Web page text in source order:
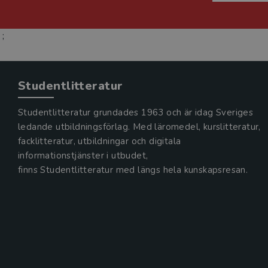
;
Studentlitteratur
Studentlitteratur grundades 1963 och är idag Sveriges
ledande utbildningsförlag. Med läromedel, kurslitteratur,
facklitteratur, utbildningar och digitala
informationstjänster i utbudet,
finns Studentlitteratur med längs hela kunskapsresan.